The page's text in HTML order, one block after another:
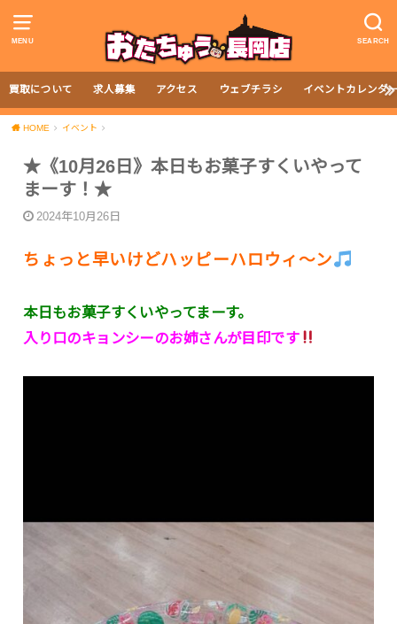
MENU SEARCH
買取について 求人募集 アクセス ウェブチラシ イベントカレンダ
HOME イベント
★《10月26日》本日もお菓子すくいやって
まーす！★
2024年10月26日
ちょっと早いけどハッピーハロウィ～ン
本日もお菓子すくいやってまーす。
入り口のキョンシーのお姉さんが目印です